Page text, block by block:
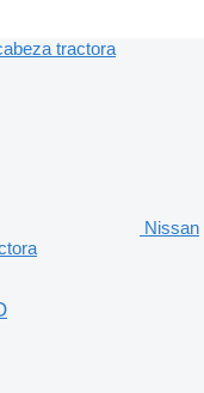
Nissan